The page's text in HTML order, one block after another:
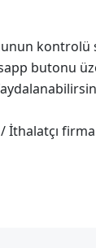
kontrolü
butonu
firma